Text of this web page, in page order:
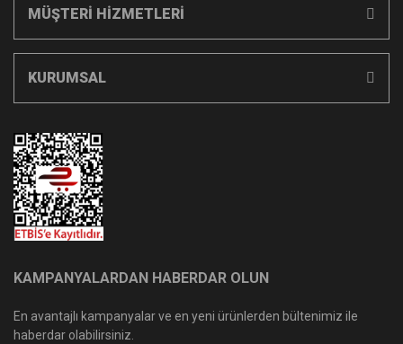
MÜŞTERİ HİZMETLERİ
KURUMSAL
KAMPANYALARDAN HABERDAR OLUN
En avantajlı kampanyalar ve en yeni ürünlerden bültenimiz ile
haberdar olabilirsiniz.